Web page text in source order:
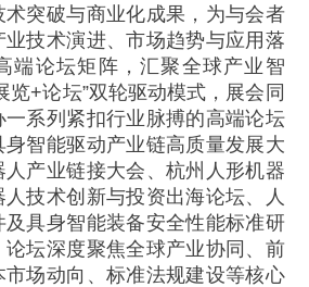
突破与商业化成果，为与会者
技术演进、市场趋势与应用落
端论坛矩阵，汇聚全球产业智
览+论坛”双轮驱动模式，展会同
系列紧扣行业脉搏的高端论坛
智能驱动产业链高质量发展大
产业链接大会、杭州人形机器
人技术创新与投资出海论坛、人
具身智能装备安全性能标准研
坛深度聚焦全球产业协同、前
场动向、标准法规建设等核心